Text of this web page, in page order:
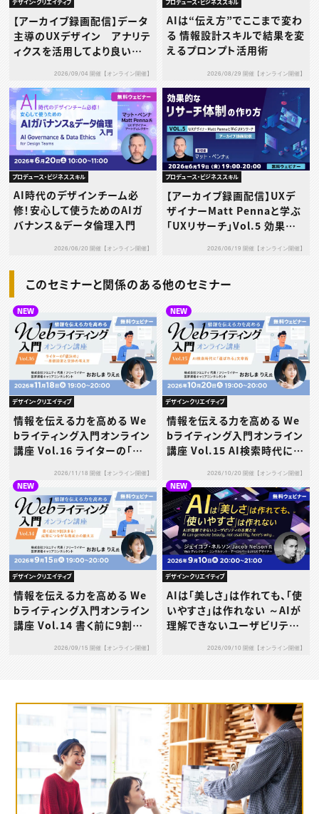
デザイン・クリエイティブ
【アーカイブ録画配信】データ
主導のUXデザイン アナリテ
ィクスを活用してより良いユ
2026/09/04 開催【オンライン開催】
プロデュース・ビジネススキル
AIは“伝え方”でここまで変わ
る 情報設計スキルで結果を変
えるプロンプト活用術
2026/08/29 開催【オンライン開催】
プロデュース・ビジネススキル
AI時代のデザインチーム必
修！安心して使うためのAIガ
バナンス＆データ倫理入門
2026/06/20 開催【オンライン開催】
プロデュース・ビジネススキル
【アーカイブ録画配信】UXデ
ザイナーMatt Pennaと学ぶ
「UXリサーチ」Vol.5 効果的
2026/06/19 開催【オンライン開催】
このセミナーと関係のある他のセミナー
NEW
デザイン・クリエイティブ
情報を伝える力を高める We
bライティング入門オンライン
講座 Vol.16 ライターの「値
え方
2026/11/18 開催【オンライン開催】
NEW
デザイン・クリエイティブ
情報を伝える力を高める We
bライティング入門オンライン
講座 Vol.15 AI検索時代に
2026/10/20 開催【オンライン開催】
NEW
デザイン・クリエイティブ
情報を伝える力を高める We
bライティング入門オンライン
講座 Vol.14 書く前に9割決
の鍛え方2026/09/15 開催【オンライン開催】
NEW
デザイン・クリエイティブ
AIは「美しさ」は作れても、「使
いやすさ」は作れない ～AIが
理解できないユーザビリティ
2026/09/10 開催【オンライン開催】